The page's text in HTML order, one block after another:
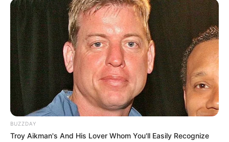
BUZZDAY
Troy Aikman's And His Lover Whom You'll Easily Recognize